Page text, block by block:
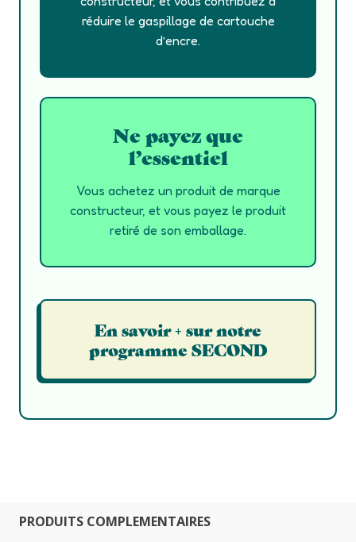
réduire le gaspillage de cartouche
d’encre.
Ne payez que
l’essentiel
Vous achetez un produit de marque
constructeur, et vous payez le produit
retiré de son emballage.
En savoir + sur notre
programme SECOND
PRODUITS COMPLEMENTAIRES